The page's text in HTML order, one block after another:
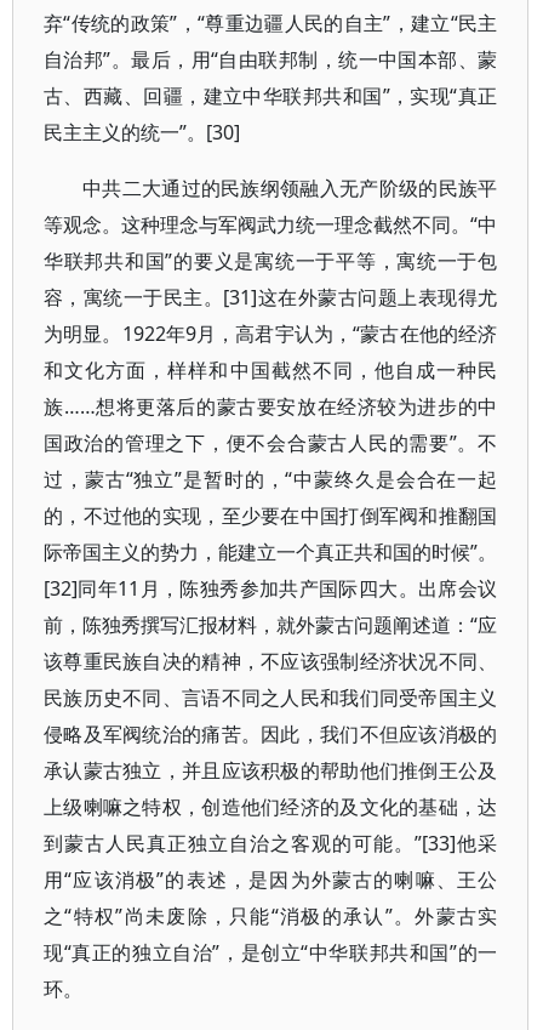
弃“传统的政策”，“尊重边疆人民的自主”，建立“民主
自治邦”。最后，用“自由联邦制，统一中国本部、蒙
古、西藏、回疆，建立中华联邦共和国”，实现“真正
民主主义的统一”。[30]
中共二大通过的民族纲领融入无产阶级的民族平
等观念。这种理念与军阀武力统一理念截然不同。“中
华联邦共和国”的要义是寓统一于平等，寓统一于包
容，寓统一于民主。[31]这在外蒙古问题上表现得尤
为明显。1922年9月，高君宇认为，“蒙古在他的经济
和文化方面，样样和中国截然不同，他自成一种民
族……想将更落后的蒙古要安放在经济较为进步的中
国政治的管理之下，便不会合蒙古人民的需要”。不
过，蒙古“独立”是暂时的，“中蒙终久是会合在一起
的，不过他的实现，至少要在中国打倒军阀和推翻国
际帝国主义的势力，能建立一个真正共和国的时候”。
[32]同年11月，陈独秀参加共产国际四大。出席会议
前，陈独秀撰写汇报材料，就外蒙古问题阐述道：“应
该尊重民族自决的精神，不应该强制经济状况不同、
民族历史不同、言语不同之人民和我们同受帝国主义
侵略及军阀统治的痛苦。因此，我们不但应该消极的
承认蒙古独立，并且应该积极的帮助他们推倒王公及
上级喇嘛之特权，创造他们经济的及文化的基础，达
到蒙古人民真正独立自治之客观的可能。”[33]他采
用“应该消极”的表述，是因为外蒙古的喇嘛、王公
之“特权”尚未废除，只能“消极的承认”。外蒙古实
现“真正的独立自治”，是创立“中华联邦共和国”的一
环。